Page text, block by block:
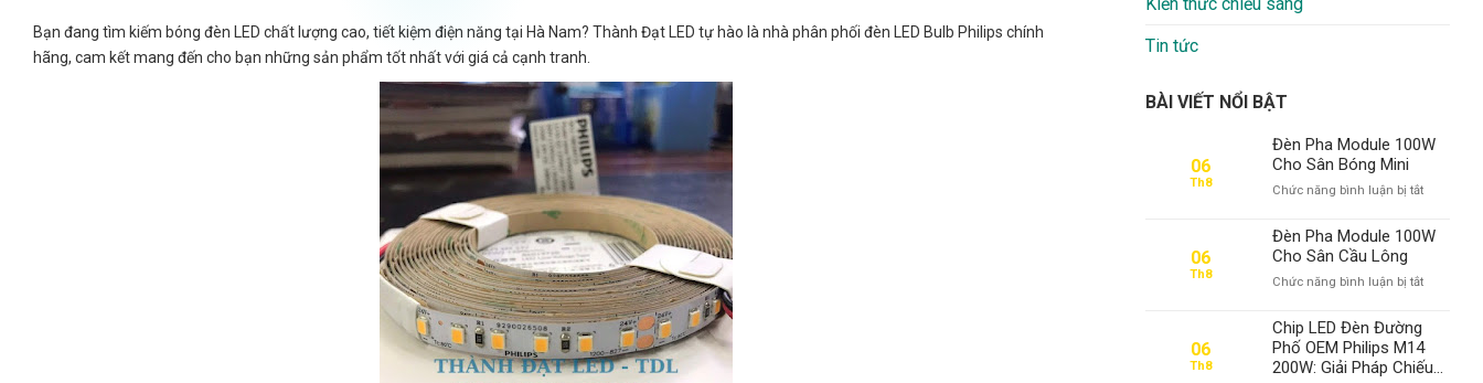
Bạn đang tìm kiếm bóng đèn LED chất lượng cao, tiết kiệm điện năng tại Hà Nam? Thành Đạt LED tự hào là nhà phân phối đèn LED Bulb Philips chính
hãng, cam kết mang đến cho bạn những sản phẩm tốt nhất với giá cả cạnh tranh.
Tin tức
BÀI VIẾT NỔI BẬT
06
Th8
Đèn Pha Module 100W
Cho Sân Bóng Mini
Chức năng bình luận bị tắtở
Pha
Module
Cho
Mini
06
Th8
Đèn Pha Module 100W
Cho Sân Cầu Lông
Chức năng bình luận bị tắtở
100W
Cho
06
Th8
Chip LED Đèn Đường
Phố OEM Philips M14
200W: Giải Pháp Chiếu